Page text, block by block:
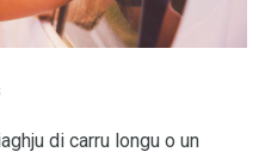
di carru longu o un